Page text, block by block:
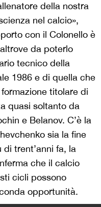
della nostra
nel calcio»‚
con il Colonello è
da poterlo
tecnico della
1986 e di quella che
titolare di
quasi soltanto da
e Belanov. C’è la
sia la fine
trent’anni fa, la
che il calcio
cicli possono
opportunità.